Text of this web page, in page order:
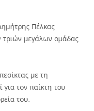
Πέλκας
τριών μεγάλων ομάδας
με τη
τον παίκτη του
του.